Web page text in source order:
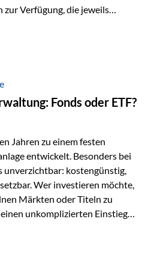
zur Verfügung, die jeweils
sondern auf
– eingebettet in eine
Die
als Strukturprinzip Die
sich mit einer dreistufigen
mehreren Ebenen ansetzt:
Versicherung mit…
Fonds oder ETF?
Jahren zu einem festen
entwickelt. Besonders bei
unverzichtbar: kostengünstig,
Wer investieren möchte,
Märkten oder Titeln zu
unkomplizierten Einstieg
Sie gelten als teurer,